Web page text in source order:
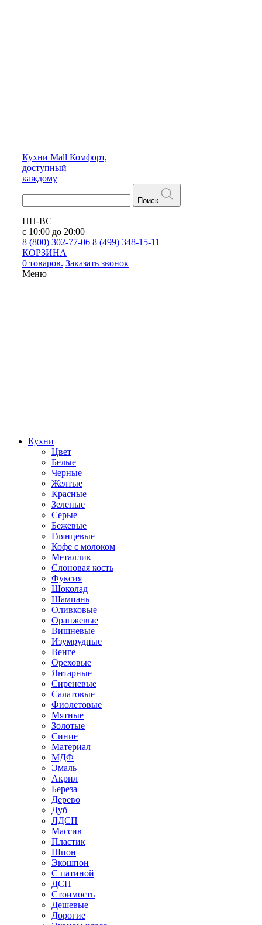
Кухни Mall Комфорт,
доступный
каждому
Поиск
ПН-ВС
с 10:00 до 20:00
8 (800) 302-77-06 8 (499) 348-15-11
КОРЗИНА
0 товаров. Заказать звонок
Меню
Кухни
Цвет
Белые
Черные
Желтые
Красные
Зеленые
Серые
Бежевые
Глянцевые
Кофе с молоком
Металлик
Слоновая кость
Фуксия
Шоколад
Шампань
Оливковые
Оранжевые
Вишневые
Изумрудные
Венге
Ореховые
Янтарные
Сиреневые
Салатовые
Фиолетовые
Мятные
Золотые
Синие
Материал
МДФ
Эмаль
Акрил
Береза
Дерево
Дуб
ЛДСП
Массив
Пластик
Шпон
Экошпон
С патиной
ДСП
Стоимость
Дешевые
Дорогие